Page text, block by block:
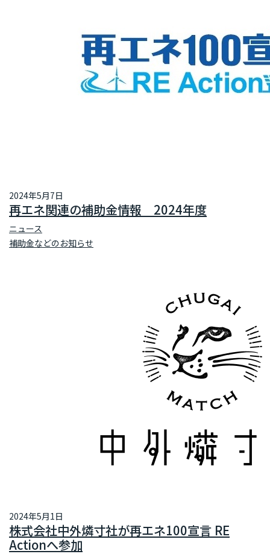
2024年5月7日
再エネ関連の補助金情報 2024年度
ニュース
補助金などのお知らせ
2024年5月1日
株式会社中外燐寸社が再エネ100宣言 RE
Actionへ参加